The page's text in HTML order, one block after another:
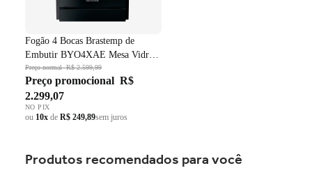
Fogão 4 Bocas Brastemp de
Embutir BYO4XAE Mesa Vidro
Grade em Ferro Fundido Dupla
Chama Preto Bivolt
Preço normalR$ 2.599,99
Preço promocional R$
2.299,07
NO PIX
ou 10x de R$ 249,89sem juros
Produtos recomendados para você